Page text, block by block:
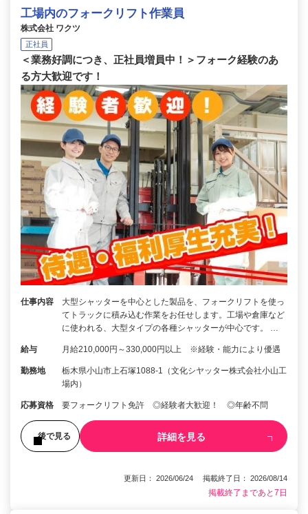
工場内のフォークリフト作業員
株式会社 ワクツ
正社員
＜業務好調につき、正社員増員中！＞フォーク経験のあ
る方大歓迎です！
仕事内容
大型シャッターを中心とした製品を、フォークリフトを使っ
てトラックに積み込む作業をお任せします。工場や倉庫など
に使われる、大型タイプの各種シャッターが中心です。 …
給与 月給210,000円～330,000円以上 ※経験・能力により優遇
勤務地
栃木県小山市上石塚1088-1（文化シヤッター株式会社小山工
場内）
応募資格 要フォークリフト免許 ◎経験者大歓迎！ ◎年齢不問
後で見る 詳細を見る
更新日： 2026/06/24 掲載終了日： 2026/08/14
掲載終了まであと7日